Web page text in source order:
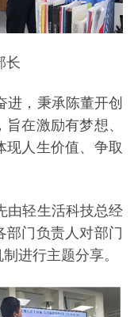
长
进，秉承 陈董开创
在激励有梦想、
现人生价值、争取
由轻生活科技总经
部门负责人对部门
进行主题分享。